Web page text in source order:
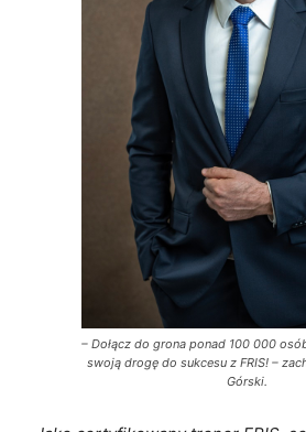
– Dołącz do grona ponad 100 000
swoją drogę do sukcesu z FRIS! –
Górski.